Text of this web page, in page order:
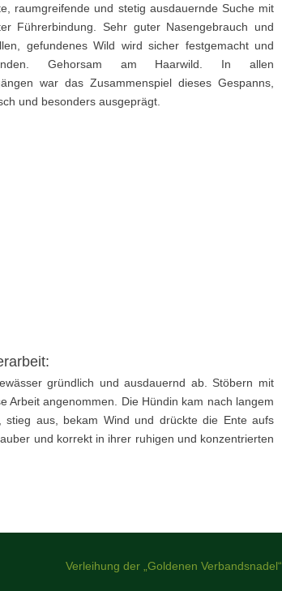
raumgreifende und stetig ausdauernde Suche mit
Führerbindung. Sehr guter Nasengebrauch und
gefundenes Wild wird sicher festgemacht und
Gehorsam am Haarwild. In allen
war das Zusammenspiel dieses Gespanns,
und besonders ausgeprägt.
gründlich und ausdauernd ab. Stöbern mit
Arbeit angenommen. Die Hündin kam nach langem
aus, bekam Wind und drückte die Ente aufs
und korrekt in ihrer ruhigen und konzentrierten
Verleihung der „Goldenen Verbandsnadel“